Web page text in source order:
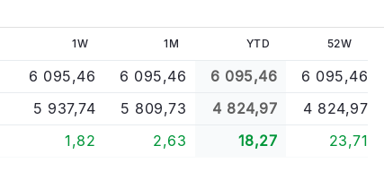
1W 1M YTD 52W
6 095,46 6 095,46 6 095,46
6 095,46
5 937,74 5 809,73 4 824,97
4 824,97
1,82 2,63 18,27 23,71